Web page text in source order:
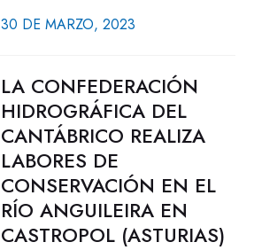
30 DE MARZO, 2023
LA CONFEDERACIÓN
HIDROGRÁFICA DEL
CANTÁBRICO REALIZA
LABORES DE
CONSERVACIÓN EN EL
RÍO ANGUILEIRA EN
CASTROPOL (ASTURIAS)